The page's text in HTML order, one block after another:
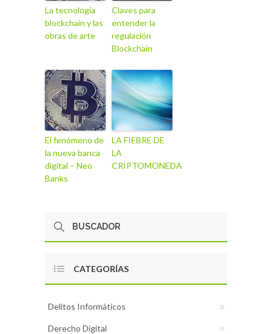
La tecnología
blockchain y las
obras de arte
Claves para
entender la
regulación
Blockchain
El fenómeno de
la nueva banca
digital – Neo
Banks
LA FIEBRE DE
LA
CRIPTOMONEDA
CATEGORÍAS
Delitos Informáticos
Derecho Digital